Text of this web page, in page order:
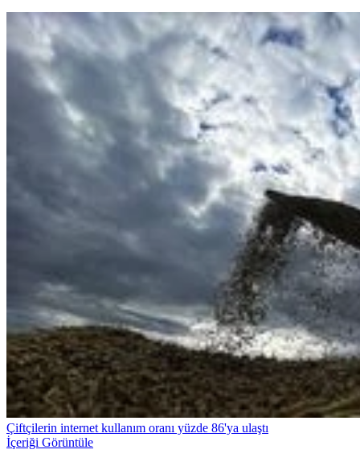
Çiftçilerin internet kullanım oranı yüzde 86'ya ulaştı
İçeriği Görüntüle